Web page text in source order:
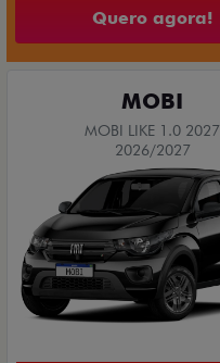
Quero agora!
MOBI
MOBI LIKE 1.0 2027
2026/2027